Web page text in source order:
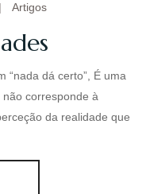
| Artigos
“nada dá certo”, É uma
corresponde à
da realidade que
rumo. Comecei a
“caminho a
pessoas. Sempre
com muita
e muitas
“desabafavam” e
em falar comigo.